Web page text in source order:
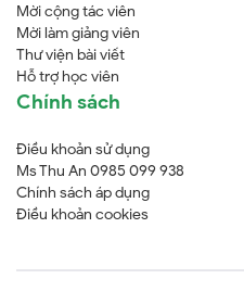
Mời cộng tác viên
Mời làm giảng viên
Thư viện bài viết
Hỗ trợ học viên
Chính sách
Điều khoản sử dụng
Ms Thu An 0985 099 938
Chính sách áp dụng
Điều khoản cookies